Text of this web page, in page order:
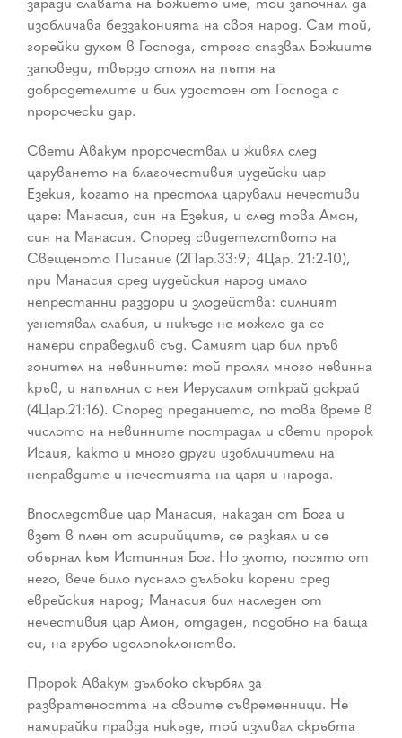
изобличава беззаконията на своя народ. Сам той,
горейки духом в Господа, строго спазвал Божиите
заповеди, твърдо стоял на пътя на
добродетелите и бил удостоен от Господа с
пророчески дар.
Свети Авакум пророчествал и живял след
царуването на благочестивия иудейски цар
Езекия, когато на престола царували нечестиви
царе: Манасия, син на Езекия, и след това Амон,
син на Манасия. Според свидетелството на
Свещеното Писание (2Пар.33:9; 4Цар. 21:2-10),
при Манасия сред иудейския народ имало
непрестанни раздори и злодейства: силният
угнетявал слабия, и никъде не можело да се
намери справедлив съд. Самият цар бил пръв
гонител на невинните: той пролял много невинна
кръв, и напълнил с нея Иерусалим открай докрай
(4Цар.21:16). Според преданието, по това време в
числото на невинните пострадал и свети пророк
Исаия, както и много други изобличители на
неправдите и нечестията на царя и народа.
Впоследствие цар Манасия, наказан от Бога и
взет в плен от асирийците, се разкаял и се
обърнал към Истинния Бог. Но злото, посято от
него, вече било пуснало дълбоки корени сред
еврейския народ; Манасия бил наследен от
нечестивия цар Амон, отдаден, подобно на баща
си, на грубо идолопоклонство.
Пророк Авакум дълбоко скърбял за
развратеността на своите съвременници. Не
намирайки правда никъде, той изливал скръбта